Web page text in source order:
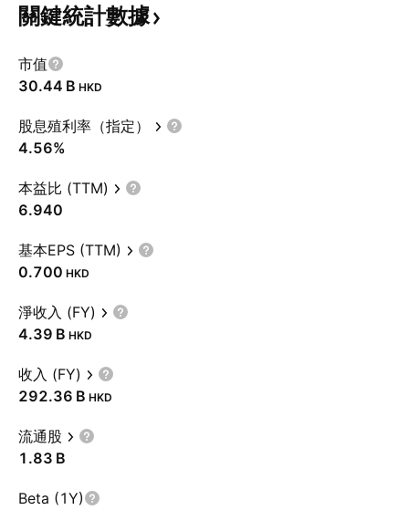
關鍵統計數據
市值
‪30.44 B‬ HKD
股息殖利率（指定）
4.56%
本益比 (TTM)
6.940
基本EPS (TTM)
0.700 HKD
淨收入 (FY)
‪4.39 B‬ HKD
收入 (FY)
‪292.36 B‬ HKD
流通股
‪1.83 B‬
Beta (1Y)